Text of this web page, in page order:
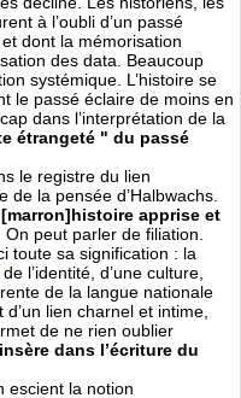
à l’oubli d’un passé
dont la mémorisation
des data. Beaucoup
systémique. L’histoire se
le passé éclaire de moins en
dans l’interprétation de la
étrangeté " du passé
le registre du lien
la pensée d’Halbwachs.
[marron]histoire apprise et
On peut parler de filiation.
toute sa signification : la
de l’identité, d’une culture,
de la langue nationale
d’un lien charnel et intime,
de ne rien oublier
dans l’écriture du
escient la notion